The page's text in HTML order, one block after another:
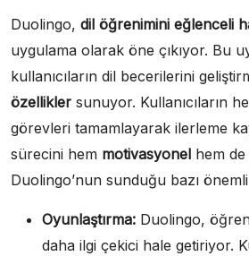
Duolingo, dil öğrenimini eğlenceli
uygulama olarak öne çıkıyor. Bu
kullanıcıların dil becerilerini
özellikler sunuyor. Kullanıcıların
görevleri tamamlayarak ilerleme
sürecini hem motivasyonel hem de
Duolingo’nun sunduğu bazı
Oyunlaştırma: Duolingo,
daha ilgi çekici hale getiriyor.